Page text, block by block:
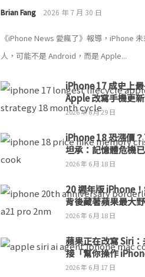
Brian Fang 2026 年 7 月 30 日
《iPhone News 愛瘋了》報導，iPhone
人，可能不是 Android，而是 Apple...
iPhone 17 成史上最
Apple 改寫手機更
2026 年 6 月 29 日
iPhone 18 恐漲價
坦承：記憶體危機
2026 年 6 月 18 日
20 週年版 iPhone
背後藏著蘋果最大
2026 年 6 月 18 日
蘋果正在改寫 Siri：
接「幫你操作
2026 年 6 月 17 日